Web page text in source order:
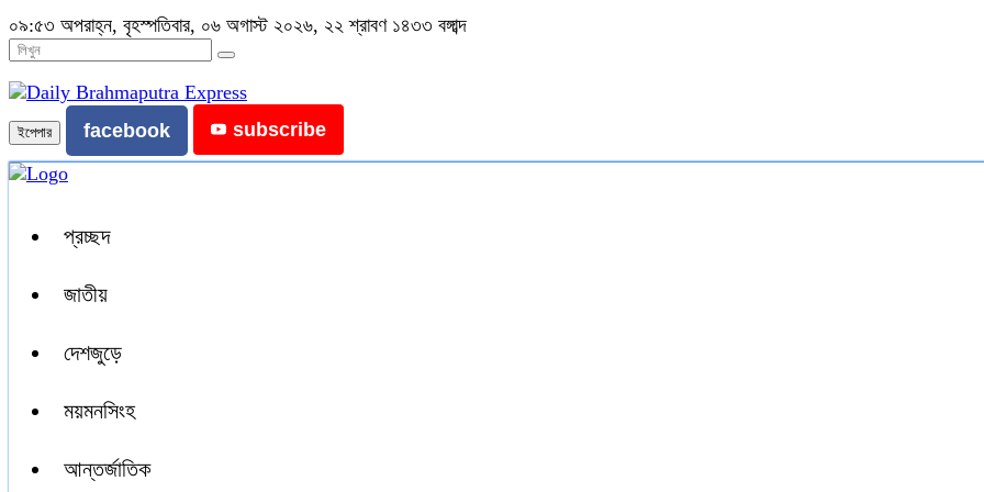
০৯:৫৩ অপরাহ্ন, বৃহস্পতিবার, ০৬ অগাস্ট ২০২৬, ২২ শ্রাবণ ১৪৩৩ বঙ্গাব্দ
ইপেপার facebook subscribe
প্রচ্ছদ
জাতীয়
দেশজুড়ে
ময়মনসিংহ
আন্তর্জাতিক